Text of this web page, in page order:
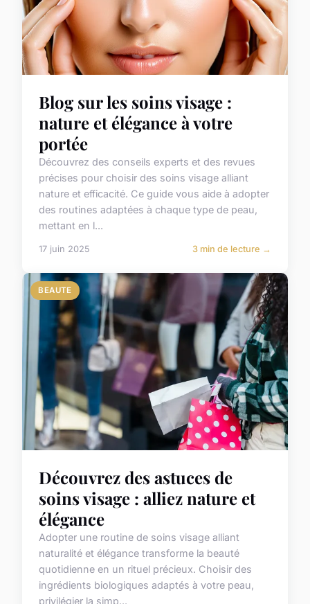
Blog sur les soins visage :
nature et élégance à votre
portée
Découvrez des conseils experts et des revues
précises pour choisir des soins visage alliant
nature et efficacité. Ce guide vous aide à adopter
des routines adaptées à chaque type de peau,
mettant en l...
17 juin 2025 3 min de lecture →
BEAUTE
Découvrez des astuces de
soins visage : alliez nature et
élégance
Adopter une routine de soins visage alliant
naturalité et élégance transforme la beauté
quotidienne en un rituel précieux. Choisir des
ingrédients biologiques adaptés à votre peau,
privilégier la simp...